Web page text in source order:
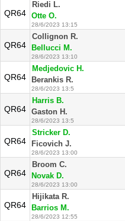
QR64
Riedi L.
Otte O.
28/6/2023 13:15
QR64
Collignon R.
Bellucci M.
28/6/2023 13:10
QR64
Medjedovic H.
Berankis R.
28/6/2023 13:5
QR64
Harris B.
Gaston H.
28/6/2023 13:5
QR64
Stricker D.
Ficovich J.
28/6/2023 13:00
QR64
Broom C.
Novak D.
28/6/2023 13:00
QR64
Hijikata R.
Barrios M.
28/6/2023 12:55